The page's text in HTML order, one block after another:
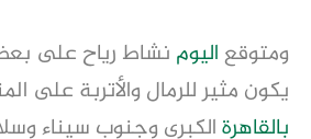
ومتوقعاليوم نشاط رياح على
يكون مثير للرمال والأتربة على
بالقاهرةالكبرى وجنوب سيناء